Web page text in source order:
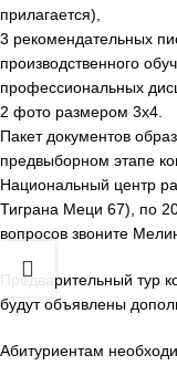
прилагается),
3 рекомендательных
производственного
профессиональных
2 фото размером 3х4.
Пакет документов
предвыборном этапе
Национальный центр
Тиграна Меци 67), по
вопросов звоните
Предварительный тур
будут объявлены
Абитуриентам